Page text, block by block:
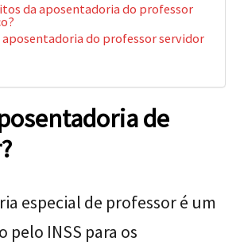
da aposentadoria do professor
aposentadoria do professor servidor
de
especial de professor é um
pelo INSS para os